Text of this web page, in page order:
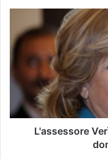
L'assessore